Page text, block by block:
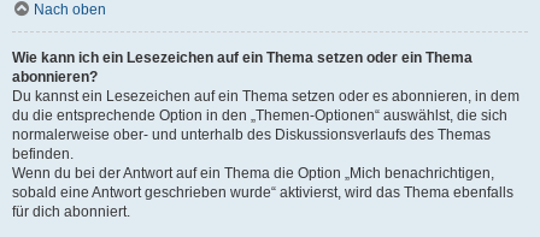
Nach oben
Wie kann ich ein Lesezeichen auf ein Thema setzen oder ein Thema
abonnieren?
Du kannst ein Lesezeichen auf ein Thema setzen oder es abonnieren, in dem
du die entsprechende Option in den „Themen-Optionen“ auswählst, die sich
normalerweise ober- und unterhalb des Diskussionsverlaufs des Themas
befinden.
Wenn du bei der Antwort auf ein Thema die Option „Mich benachrichtigen,
sobald eine Antwort geschrieben wurde“ aktivierst, wird das Thema ebenfalls
für dich abonniert.